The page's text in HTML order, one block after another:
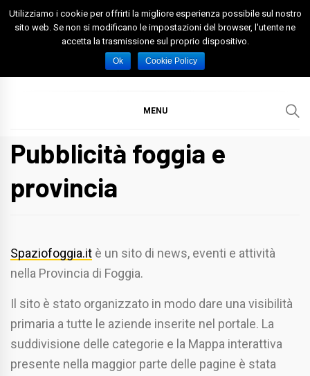
Skip
Spazio Foggia
Foggia News Calcio Eventi e Attività nella Capitanata
MENU
Pubblicità foggia e
provincia
Spaziofoggia.it è un sito di news, eventi e attività
nella Provincia di Foggia.
Il sito è stato organizzato in modo dare una visibilità
primaria a tutte le aziende inserite nel portale. La
suddivisione delle categorie e la Mappa interattiva
presente nella maggior parte delle pagine è stata
Utilizziamo i cookie per offrirti la migliore esperienza possibile sul nostro
sito web. Se non si modificano le impostazioni del browser, l'utente ne
accetta la trasmissione sul proprio dispositivo.
Ok Cookie Policy